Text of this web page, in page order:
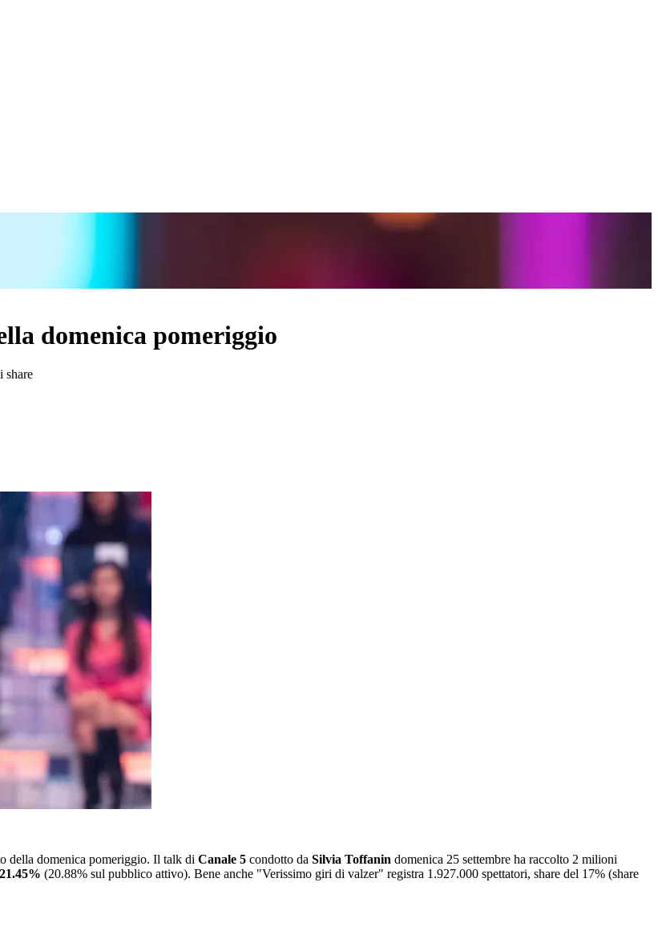
domenica pomeriggio
share
della domenica pomeriggio. Il talk di Canale 5 condotto da Silvia Toffanin domenica 25 settembre ha raccolto 2 milioni
(20.88% sul pubblico attivo). Bene anche "Verissimo giri di valzer" registra 1.927.000 spettatori, share del 17% (share